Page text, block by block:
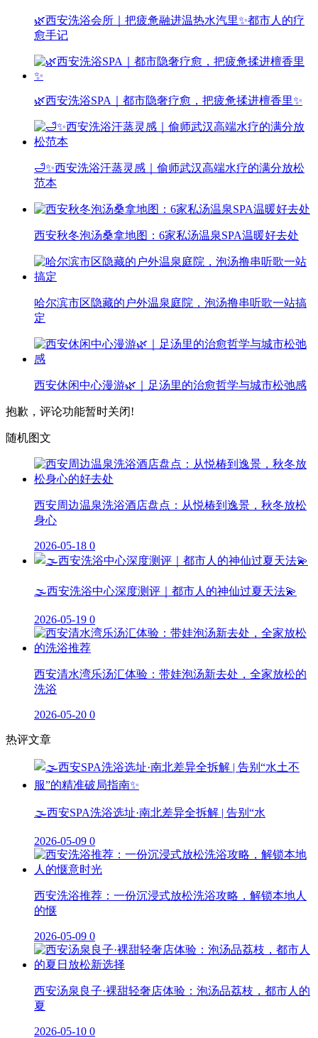
🌿西安洗浴会所｜把疲惫融进温热水汽里✨都市人的疗
愈手记
🌿西安洗浴SPA｜都市隐奢疗愈，把疲惫揉进檀香里✨
🛁✨西安洗浴汗蒸灵感｜偷师武汉高端水疗的满分放松
范本
西安秋冬泡汤桑拿地图：6家私汤温泉SPA温暖好去处
哈尔滨市区隐藏的户外温泉庭院，泡汤撸串听歌一站搞
定
西安休闲中心漫游🌿｜足汤里的治愈哲学与城市松弛感
抱歉，评论功能暂时关闭!
随机图文
西安周边温泉洗浴酒店盘点：从悦椿到逸景，秋冬放松
身心
2026-05-18 0
🌫️西安洗浴中心深度测评｜都市人的神仙过夏天法💫
2026-05-19 0
西安清水湾乐汤汇体验：带娃泡汤新去处，全家放松的
洗浴
2026-05-20 0
热评文章
🌫️西安SPA洗浴选址·南北差异全拆解 | 告别“水
2026-05-09 0
西安洗浴推荐：一份沉浸式放松洗浴攻略，解锁本地人
的惬
2026-05-09 0
西安汤泉良子·裸甜轻奢店体验：泡汤品荔枝，都市人的
夏
2026-05-10 0